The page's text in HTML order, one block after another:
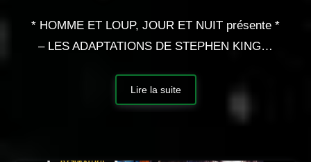
* HOMME ET LOUP, JOUR ET NUIT présente *
– LES ADAPTATIONS DE STEPHEN KING…
Lire la suite